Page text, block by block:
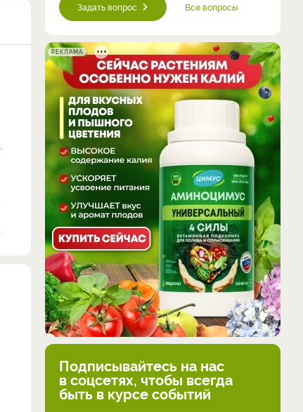
Задать вопрос Все вопросы
РЕКЛАМА
Подписывайтесь на нас
в соцсетях, чтобы всегда
быть в курсе событий